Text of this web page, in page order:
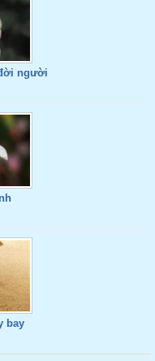
người
bay